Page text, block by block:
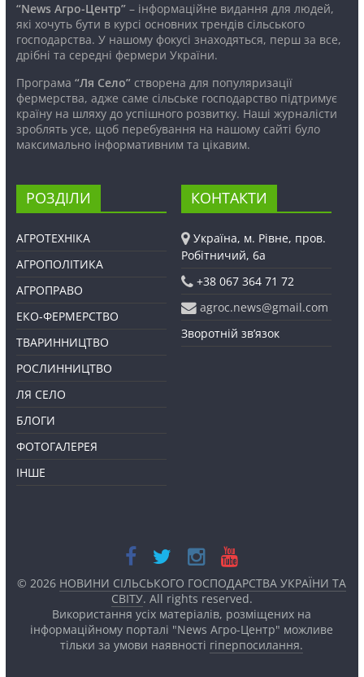
“News Агро-Центр”– інформаційне видання для людей,
які хочуть бути в курсі основних трендів сільського
господарства. У нашому фокусі знаходяться, перш за все,
дрібні та середні фермери України.
Програма “Ля Село”створена для популяризації
фермерства, адже саме сільське господарство підтримує
країну на шляху до успішного розвитку. Наші журналісти
зроблять усе, щоб перебування на нашому сайті було
максимально інформативним та цікавим.
РОЗДІЛИ
АГРОТЕХНІКА
АГРОПОЛІТИКА
АГРОПРАВО
ЕКО-ФЕРМЕРСТВО
ТВАРИННИЦТВО
РОСЛИННИЦТВО
ЛЯ СЕЛО
БЛОГИ
ФОТОГАЛЕРЕЯ
ІНШЕ
КОНТАКТИ
Україна, м. Рівне, пров.
Робітничий, 6а
+38 067 364 71 72
agroc.news@gmail.com
Зворотній зв’язок
© 2026 НОВИНИ СІЛЬСЬКОГО ГОСПОДАРСТВА УКРАЇНИ ТА
СВІТУ. All rights reserved.
Використання усіх матеріалів, розміщених на
інформаційному порталі "News Агро-Центр" можливе
тільки за умови наявності гіперпосилання.